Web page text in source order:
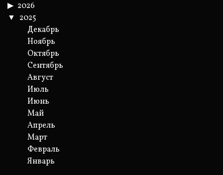
2026
2025
Декабрь
Ноябрь
Октябрь
Сентябрь
Август
Июль
Июнь
Май
Апрель
Март
Февраль
Январь